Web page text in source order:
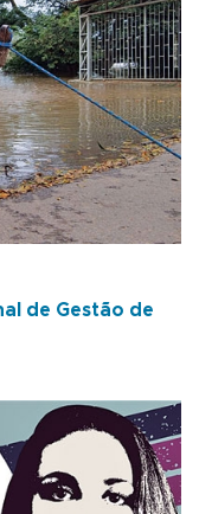
de Gestão de